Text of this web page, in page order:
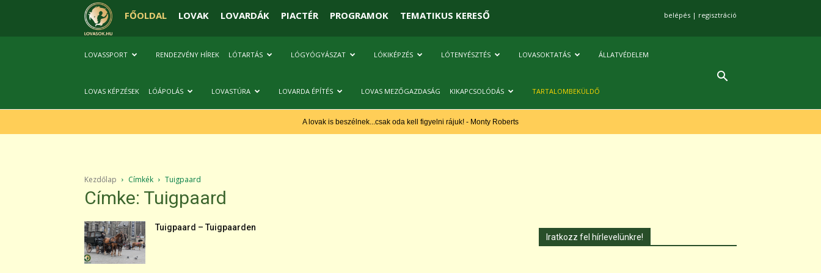
FŐOLDAL LOVAK LOVARDÁK PIACTÉR PROGRAMOK TEMATIKUS KERESŐ belépés | regisztráció
LOVASSPORT RENDEZVÉNY HÍREK LÓTARTÁS LÓGYÓGYÁSZAT LÓKIKÉPZÉS LÓTENYÉSZTÉS LOVASOKTATÁS ÁLLATVÉDELEM
LOVAS KÉPZÉSEK LÓÁPOLÁS LOVASTÚRA LOVARDA ÉPÍTÉS LOVAS MEZŐGAZDASÁG KIKAPCSOLÓDÁS TARTALOMBEKÜLDŐ
A lovak is beszélnek...csak oda kell figyelni rájuk! - Monty Roberts
Kezdőlap Címkék Tuigpaard
Címke: Tuigpaard
Tuigpaard – Tuigpaarden
Iratkozz fel hírlevelünkre!